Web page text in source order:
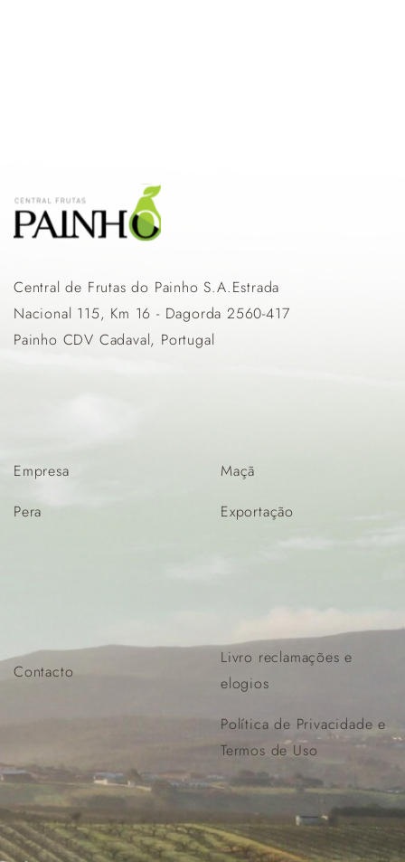
Central de Frutas do Painho S.A.Estrada
Nacional 115, Km 16 - Dagorda 2560-417
Painho CDV Cadaval, Portugal
Empresa
Pera
Maçã
Exportação
Contacto
Livro reclamações e
elogios
Política de Privacidade e
Termos de Uso